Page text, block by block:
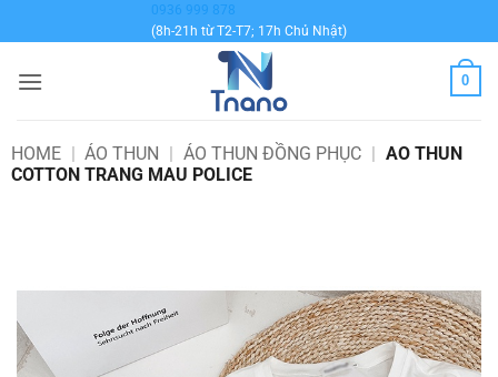
qua
dung
0936 999 878
(8h-21h từ T2-T7; 17h Chủ Nhật)
0
HOME | ÁO THUN | ÁO THUN ĐỒNG PHỤC | AO THUN
COTTON TRANG MAU POLICE